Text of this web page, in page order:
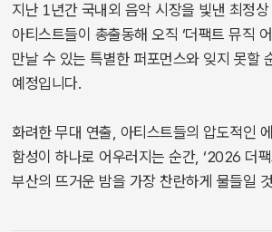
지난 1년간 국내외 음악 시장을 빛낸 최정
아티스트들이 총출동해 오직 ‘더팩트 뮤직
만날 수 있는 특별한 퍼포먼스와 잊지 못할
예정입니다.
화려한 무대 연출, 아티스트들의 압도적인
함성이 하나로 어우러지는 순간, ‘2026 더
부산의 뜨거운 밤을 가장 찬란하게 물들일